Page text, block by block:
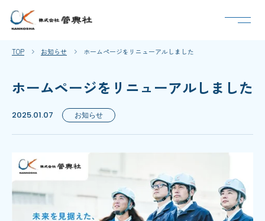
TOP お知らせ ホームページをリニューアルしました
ホームページをリニューアルしました
2025.01.07 お知らせ